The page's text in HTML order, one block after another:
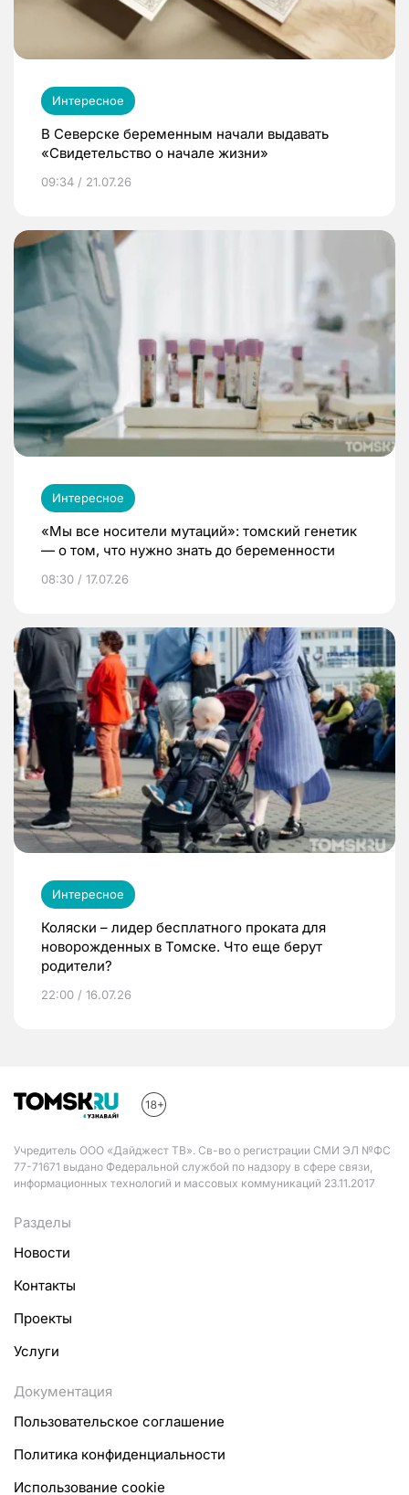
Интересное
В Северске беременным начали выдавать
«Свидетельство о начале жизни»
09:34 / 21.07.26
Интересное
«Мы все носители мутаций»: томский генетик
— о том, что нужно знать до беременности
08:30 / 17.07.26
Интересное
Коляски – лидер бесплатного проката для
новорожденных в Томске. Что еще берут
родители?
22:00 / 16.07.26
Учредитель ООО «Дайджест ТВ». Св-во о регистрации СМИ ЭЛ №ФС
77-71671 выдано Федеральной службой по надзору в сфере связи,
информационных технологий и массовых коммуникаций 23.11.2017
Разделы
Новости
Контакты
Проекты
Услуги
Документация
Пользовательское соглашение
Политика конфиденциальности
Использование cookie